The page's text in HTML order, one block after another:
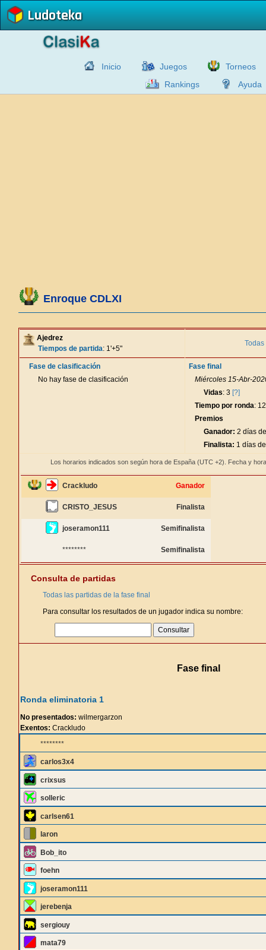
Ludoteka
Inicio Juegos
Torneos
Rankings
Ayuda
Enroque CDLXI
Ajedrez
Tiempos de partida: 1'+5"
Fase de clasificación
No hay fase de clasificación
Fase final
Miércoles 15-Abr-
Vidas: 3 [?]
Tiempo por ronda:
Premios
Ganador: 2 días
Finalista: 1 días
Los horarios indicados son según hora de España (UTC +2). Fecha y
Crackludo Ganador
CRISTO_JESUS Finalista
joseramon111 Semifinalista
******** Semifinalista
Consulta de partidas
Todas las partidas de la fase final
Para consultar los resultados de un jugador indica su nombre:
Fase final
Ronda eliminatoria 1
No presentados: wilmergarzon
Exentos: Crackludo
********
carlos3x4
crixsus
solleric
carlsen61
laron
Bob_ito
foehn
joseramon111
jerebenja
sergiouy
mata79